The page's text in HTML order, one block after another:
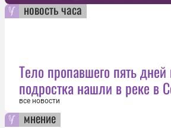
новость часа
Тело пропавшего пять дней
подростка нашли в реке в
все новости
мнение